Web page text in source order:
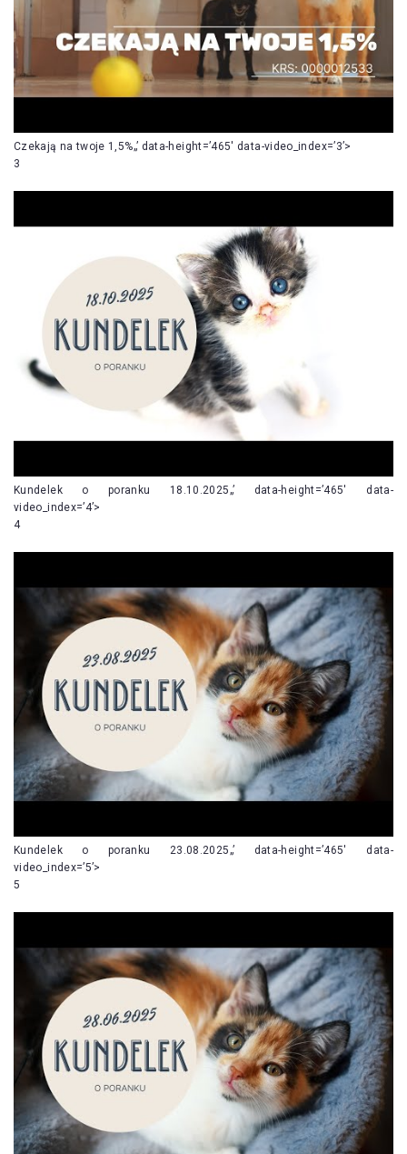
Czekają na twoje 1,5%„’ data-height=’465′ data-video_index=’3’>
3
Kundelek o poranku 18.10.2025„’ data-height=’465′ data-
video_index=’4’>
4
Kundelek o poranku 23.08.2025„’ data-height=’465′ data-
video_index=’5’>
5